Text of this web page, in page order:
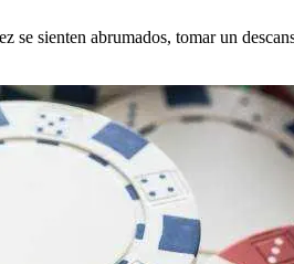
se sienten abrumados, tomar un